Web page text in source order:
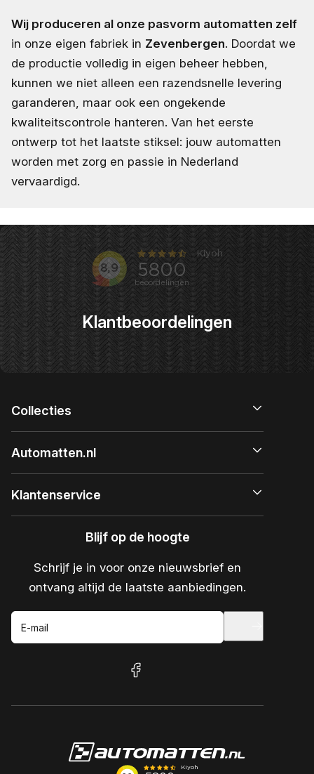
Wij produceren al onze pasvorm automatten zelf
in onze eigen fabriek in Zevenbergen. Doordat we
de productie volledig in eigen beheer hebben,
kunnen we niet alleen een razendsnelle levering
garanderen, maar ook een ongekende
kwaliteitscontrole hanteren. Van het eerste
ontwerp tot het laatste stiksel: jouw automatten
worden met zorg en passie in Nederland
vervaardigd.
Klantbeoordelingen
Collecties
Automatten.nl
Klantenservice
Blijf op de hoogte
Schrijf je in voor onze nieuwsbrief en
ontvang altijd de laatste aanbiedingen.
E-mail
facebook